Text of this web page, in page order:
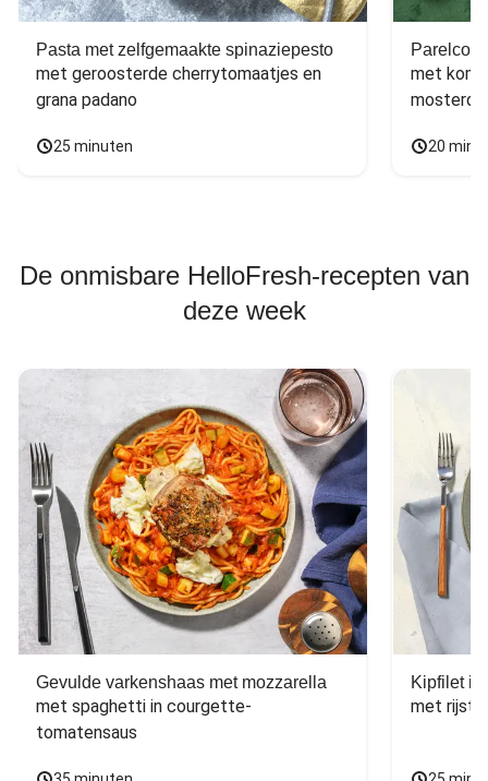
Pasta met zelfgemaakte spinaziepesto
met geroosterde cherrytomaatjes en
grana padano
25 minuten
met
20
De onmisbare HelloFresh-recepten van
deze week
Gevulde varkenshaas met mozzarella
met spaghetti in courgette-
tomatensaus
Kipfilet in
met rijst,